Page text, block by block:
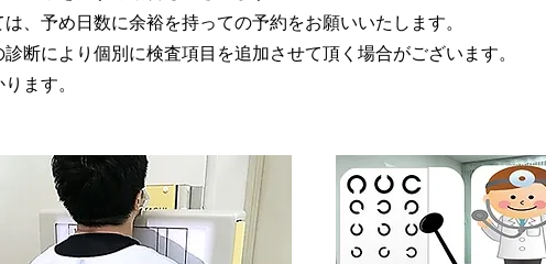
、予め日数に余裕を持っての予約をお願いいたします。
断により個別に検査項目を追加させて頂く場合がございます。
ます。